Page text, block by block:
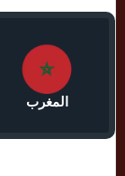
المغرب